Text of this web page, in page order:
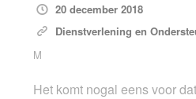
20 december 2018
Dienstverlening en
M
Het komt nogal eens voor